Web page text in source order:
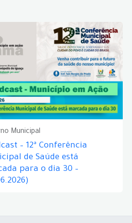
Municipal
– 12ª Conferência
de Saúde está
para o dia 30 –